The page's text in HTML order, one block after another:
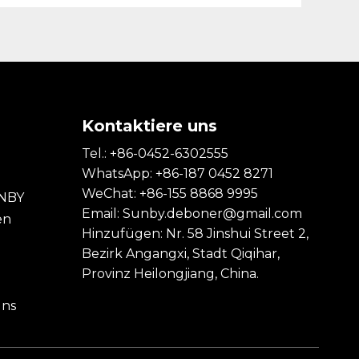
Kontaktiere uns
Tel.: +86-0452-6302555
WhatsApp: +86-187 0452 8271
WeChat: +86-155 8868 9995
Email: Sunby.deboner@gmail.com
Hinzufügen: Nr. 58 Jinshui Street 2,
Bezirk Angangxi, Stadt Qiqihar,
Provinz Heilongjiang, China.